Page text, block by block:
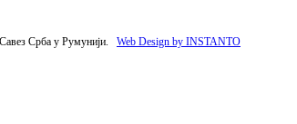
Срба у Румунији. Web Design by INSTANTO